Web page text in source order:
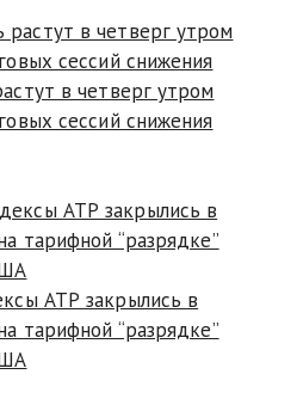
в четверг утром
сессий снижения
АТР закрылись в
тарифной “разрядке”